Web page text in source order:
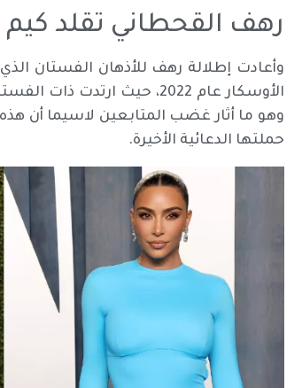
رهف القحطاني تقلد كيم
وأعادت إطلالة رهف للأذهان الفستان
الأوسكار عام 2022، حيث
وهو ما أثار غضب المتابعين لاسيما أن
حملتها الدعائية الأخيرة.